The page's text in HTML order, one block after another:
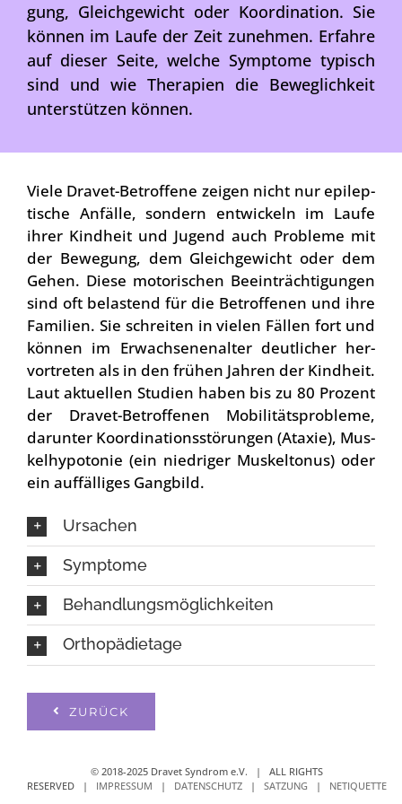
gung, Gleich­ge­wicht oder Koor­di­na­ti­on. Sie
kön­nen im Lau­fe der Zeit zuneh­men. Erfah­re
auf die­ser Sei­te, wel­che Sym­pto­me typisch
sind und wie The­ra­pien die Beweg­lich­keit
unter­stüt­zen kön­nen.
Vie­le Dra­vet-Betrof­fe­ne zei­gen nicht nur epi­lep­
ti­sche Anfäl­le, son­dern ent­wi­ckeln im Lau­fe
ihrer Kind­heit und Jugend auch Pro­ble­me mit
der Bewe­gung, dem Gleich­ge­wicht oder dem
Gehen. Die­se moto­ri­schen Beein­träch­ti­gun­gen
sind oft belas­tend für die Betrof­fe­nen und ihre
Fami­li­en. Sie schrei­ten in vie­len Fäl­len fort und
kön­nen im Erwach­se­nen­al­ter deut­li­cher her­
vor­tre­ten als in den frü­hen Jah­ren der Kind­heit.
Laut aktu­el­len Stu­di­en haben bis zu 80 Pro­zent
der Dra­vet-Betrof­fe­nen Mobi­li­täts­pro­ble­me,
dar­un­ter Koor­di­na­ti­ons­stö­run­gen (Ata­xie), Mus­
kel­hy­po­to­nie (ein nied­ri­ger Mus­kel­to­nus) oder
ein auf­fäl­li­ges Gang­bild.
Ursa­chen
Sym­pto­me
Behand­lungs­mög­lich­kei­ten
Ortho­pä­die­ta­ge
ZURÜCK
© 2018-2025 Dravet Syndrom e.V. | ALL RIGHTS
RESERVED | IMPRESSUM | DATENSCHUTZ | SATZUNG | NETIQUETTE